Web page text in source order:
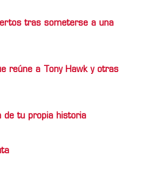
tras someterse a una
reúne a Tony Hawk y otras
de tu propia historia